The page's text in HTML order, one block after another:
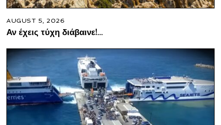
AUGUST 5, 2026
Αν έχεις τύχη διάβαινε!…